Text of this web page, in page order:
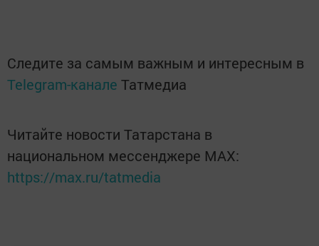
Следите за самым важным и интересным в
Telegram-канале Татмедиа
Читайте новости Татарстана в
национальном мессенджере MАХ:
https://max.ru/tatmedia